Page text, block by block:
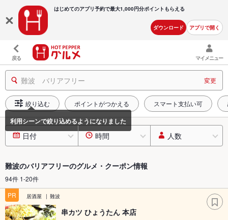
はじめてのアプリ予約で最大1,000円分ポイントもらえる
ダウンロード アプリで開く
戻る マイメニュー
難波 バリアフリー 変更
絞り込む ポイントがつかえる スマート支払い可
日付 時間 人数
難波のバリアフリーのグルメ・クーポン情報
94件 1-20件
PR
居酒屋 難波
串カツ ひょうたん 本店